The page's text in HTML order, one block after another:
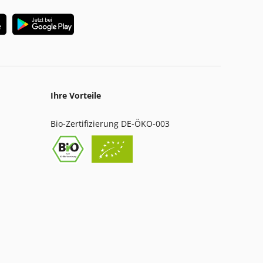
Ihre Vorteile
Bio-Zertifizierung DE-ÖKO-003